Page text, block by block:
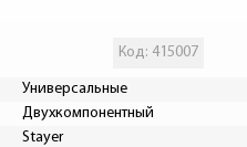
Код: 415007
Универсальные
Двухкомпонентный
Stayer